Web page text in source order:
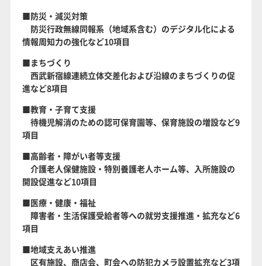
■防災・減災対策
防災行政無線同報系（地域系含む）のデジタル化による
情報周知力の強化など10項目
■まちづくり
西武新宿線連続立体交差化および沿線のまちづくりの促
進など8項目
■教育・子育て支援
待機児解消のための認可保育園等、保育施設の増設など9
項目
■高齢者・障がい者等支援
介護老人保健施設・特別養護老人ホーム等、入所施設の
開設促進など10項目
■医療・健康・福祉
障害者・生活保護受給者等への就労支援推進・拡充など6
項目
■地域支えあい推進
区有施設、商店会、町会への防犯カメラ設置拡充など3項